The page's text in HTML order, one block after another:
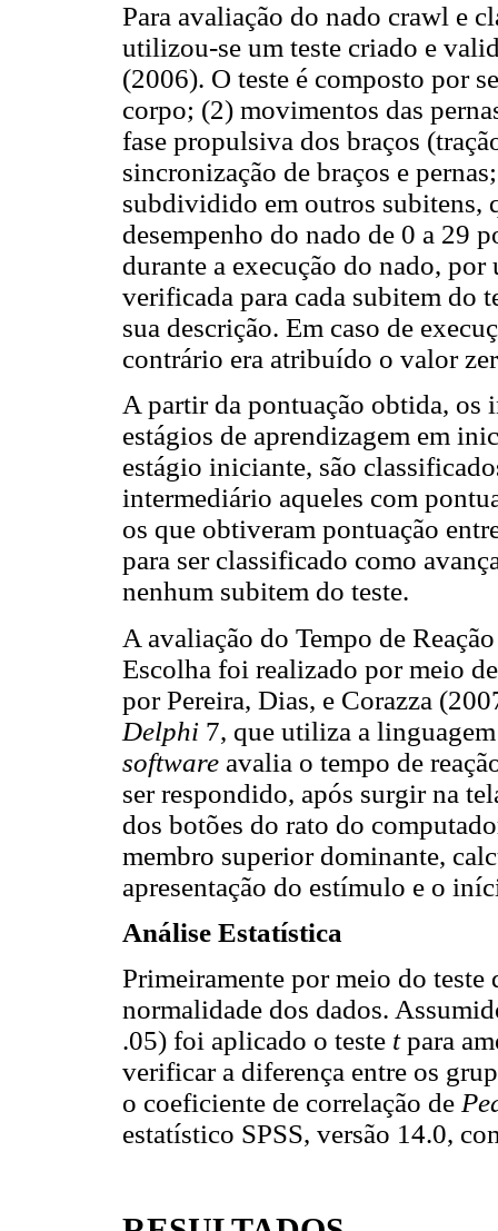
Para avaliação do nado crawl e
utilizou-se um teste criado e
(2006). O teste é composto por
corpo; (2) movimentos das
fase propulsiva dos braços
sincronização de braços e
subdividido em outros subitens,
desempenho do nado de 0 a 29
durante a execução do nado,
verificada para cada subitem do
sua descrição. Em caso de
contrário era atribuído o valor
A partir da pontuação obtida, os
estágios de aprendizagem em
estágio iniciante, são
intermediário aqueles com
os que obtiveram pontuação
para ser classificado como
nenhum subitem do teste.
A avaliação do Tempo de
Escolha foi realizado por meio
por Pereira, Dias, e Corazza
Delphi 7, que utiliza a
software avalia o tempo de
ser respondido, após surgir na
dos botões do rato do
membro superior dominante,
apresentação do estímulo e o
Análise Estatística
Primeiramente por meio do teste
normalidade dos dados.
.05) foi aplicado o teste tpara
verificar a diferença entre os
o coeficiente de correlação de
estatístico SPSS, versão 14.0,